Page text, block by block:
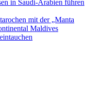
in Saudi-Arabien führen
mit der „Manta
Maldives